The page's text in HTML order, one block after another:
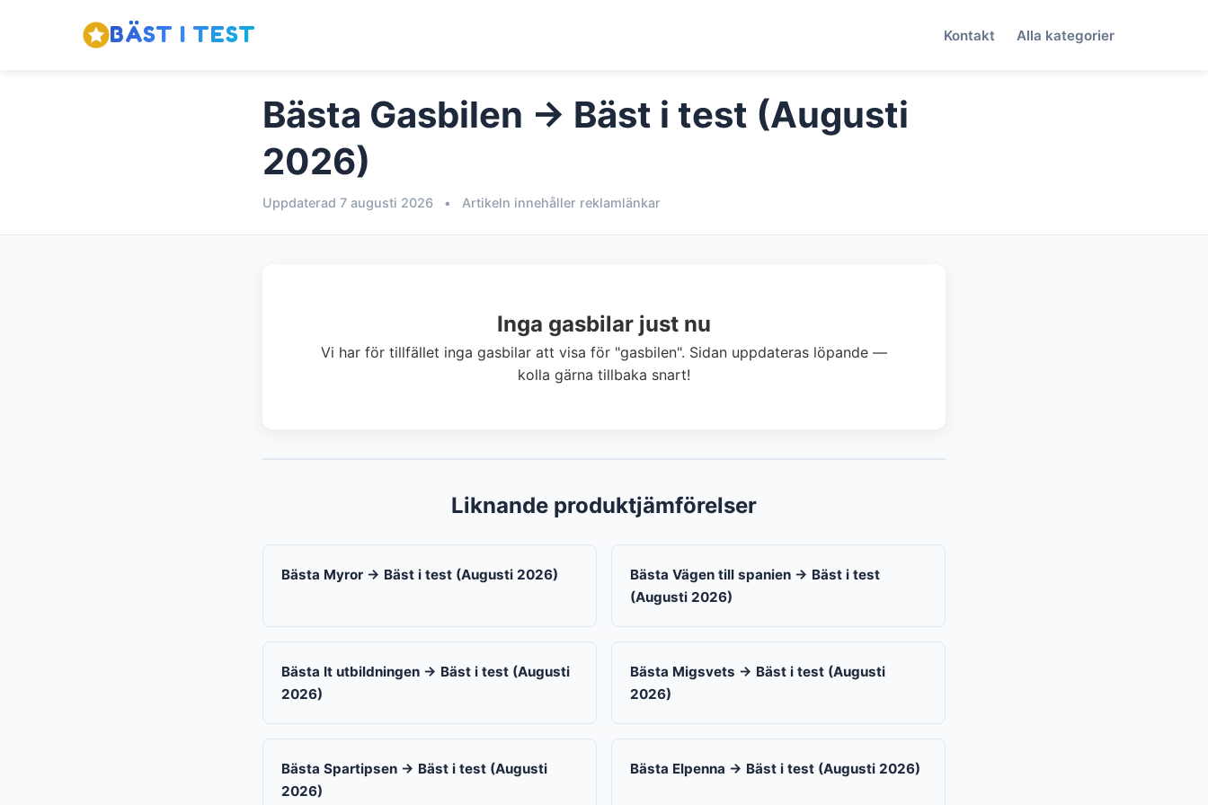
BÄST I TEST Kontakt Alla kategorier
Bästa Gasbilen → Bäst i test (Augusti
2026)
Uppdaterad 7 augusti 2026 • Artikeln innehåller reklamlänkar
Inga gasbilar just nu
Vi har för tillfället inga gasbilar att visa för "gasbilen". Sidan uppdateras löpande —
kolla gärna tillbaka snart!
Liknande produktjämförelser
Bästa Myror → Bäst i test (Augusti 2026)
Bästa Vägen till spanien → Bäst i test
(Augusti 2026)
Bästa It utbildningen → Bäst i test (Augusti
2026)
Bästa Migsvets → Bäst i test (Augusti
2026)
Bästa Spartipsen → Bäst i test (Augusti
2026)
Bästa Elpenna → Bäst i test (Augusti 2026)